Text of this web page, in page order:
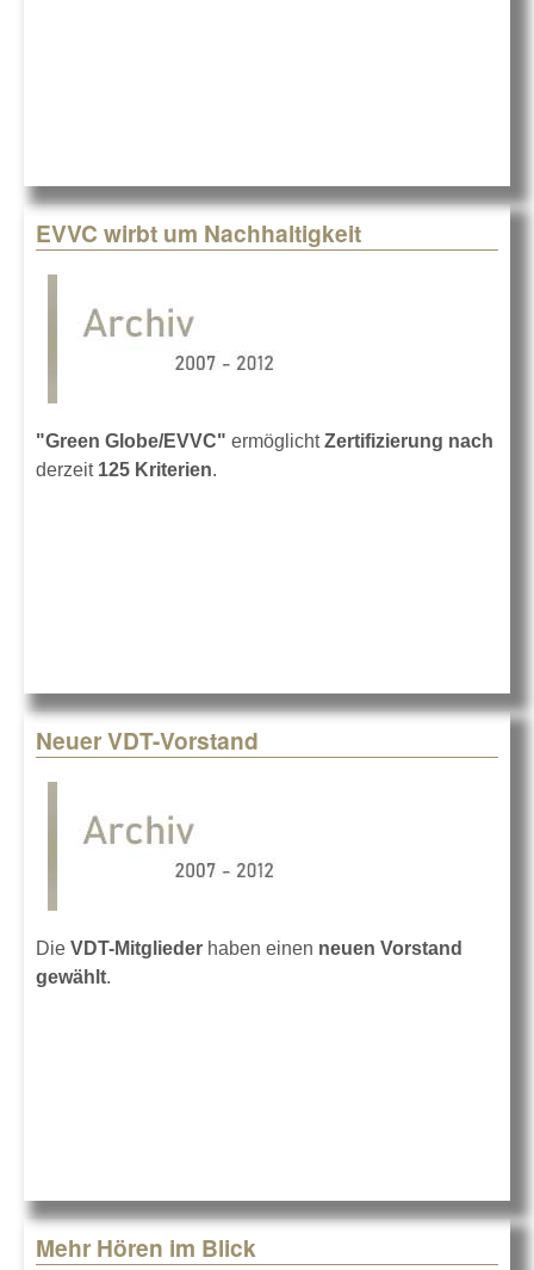
EVVC wirbt um Nachhaltigkeit
"Green Globe/EVVC" ermöglichtZertifizierung nach
derzeit 125 Kriterien.
Neuer VDT-Vorstand
Die VDT-Mitglieder haben einen neuen Vorstand
gewählt.
Mehr Hören im Blick